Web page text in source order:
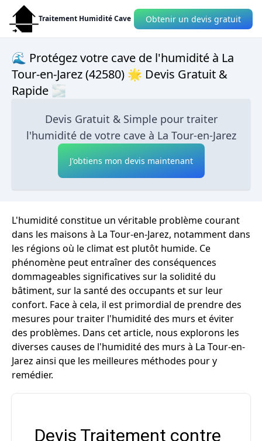
Traitement Humidité Cave Obtenir un devis gratuit
🌊 Protégez votre cave de l'humidité à La
Tour-en-Jarez (42580) 🌟 Devis Gratuit &
Rapide 🌫
Devis Gratuit & Simple pour traiter
l'humidité de votre cave à La Tour-en-Jarez
J'obtiens mon devis maintenant
L'humidité constitue un véritable problème courant
dans les maisons à La Tour-en-Jarez, notamment dans
les régions où le climat est plutôt humide. Ce
phénomène peut entraîner des conséquences
dommageables significatives sur la solidité du
bâtiment, sur la santé des occupants et sur leur
confort. Face à cela, il est primordial de prendre des
mesures pour traiter l'humidité des murs et éviter
des problèmes. Dans cet article, nous explorons les
diverses causes de l'humidité des murs à La Tour-en-
Jarez ainsi que les meilleures méthodes pour y
remédier.
Devis Traitement contre